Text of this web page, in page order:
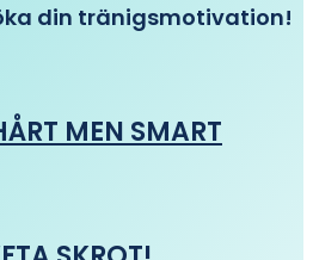
din tränigsmotivation!
MEN SMART